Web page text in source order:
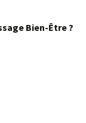
Bien-Être ?